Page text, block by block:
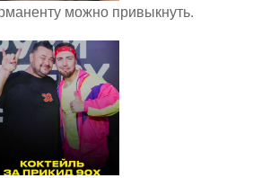
можно привыкнуть.